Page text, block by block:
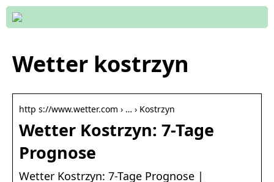
Wetter kostrzyn
http s://www.wetter.com › … › Kostrzyn
Wetter Kostrzyn: 7-Tage
Prognose
Wetter Kostrzyn: 7-Tage Prognose |